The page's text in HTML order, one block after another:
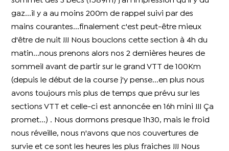
gaz...il y a au moins 200m de rappel suivi par des
mains courantes...finalement c'est peut-être mieux
d'être de nuit !!! Nous bouclons cette section à 4h du
matin...nous prenons alors nos 2 dernières heures de
sommeil avant de partir sur le grand VTT de 100Km
(depuis le début de la course j'y pense...en plus nous
avons toujours mis plus de temps que prévu sur les
sections VTT et celle-ci est annoncée en 16h mini !!! Ça
promet...) . Nous dormons presque 1h30, mais le froid
nous réveille, nous n'avons que nos couvertures de
survie et ce sont les heures les plus fraiches !!! Nous